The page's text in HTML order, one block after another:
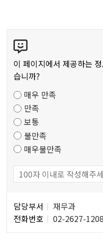
텐
츠
만
도
조
사
이 페이지에서 제공하는
습니까?
매우 만족
만족
보통
불만족
매우불만족
당
자
담당부서
재무과
전화번호
02-2627-1208